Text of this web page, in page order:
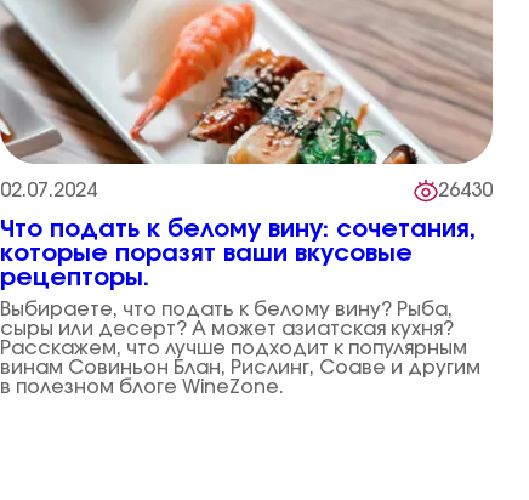
02.07.2024 26430
Что подать к белому вину: сочетания,
которые поразят ваши вкусовые
рецепторы.
Выбираете, что подать к белому вину? Рыба,
сыры или десерт? А может азиатская кухня?
Расскажем, что лучше подходит к популярным
винам Совиньон Блан, Рислинг, Соаве и другим
в полезном блоге WineZone.